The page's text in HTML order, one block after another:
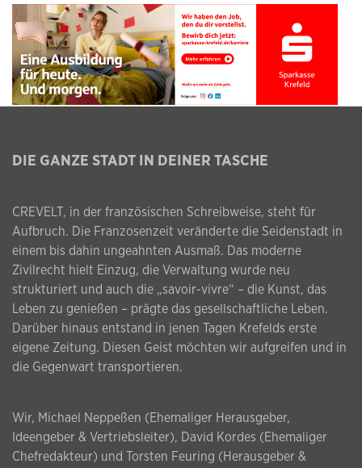
DIE GANZE STADT IN DEINER TASCHE
CREVELT, in der französischen Schreibweise, steht für
Aufbruch. Die Franzosenzeit veränderte die Seidenstadt in
einem bis dahin ungeahnten Ausmaß. Das moderne
Zivilrecht hielt Einzug, die Verwaltung wurde neu
strukturiert und auch die „savoir-vivre“ – die Kunst, das
Leben zu genießen – prägte das gesellschaftliche Leben.
Darüber hinaus entstand in jenen Tagen Krefelds erste
eigene Zeitung. Diesen Geist möchten wir aufgreifen und in
die Gegenwart transportieren.
Wir, Michael Neppeßen (Ehemaliger Herausgeber,
Ideengeber & Vertriebsleiter), David Kordes (Ehemaliger
Chefredakteur) und Torsten Feuring (Herausgeber &